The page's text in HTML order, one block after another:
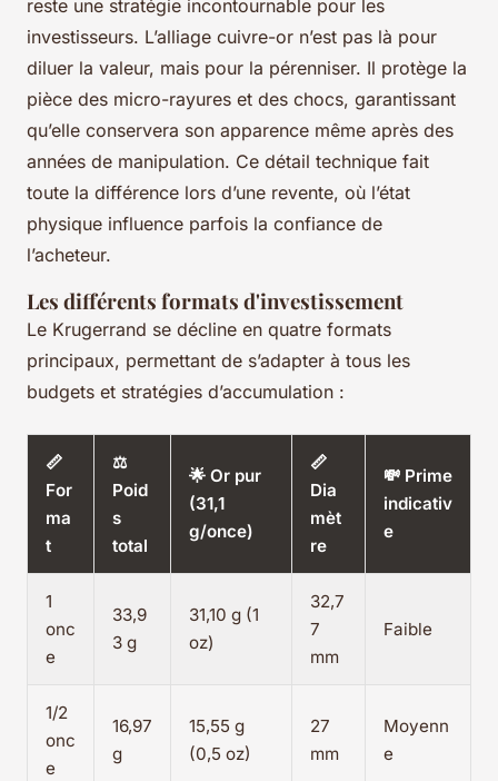
reste une stratégie incontournable pour les
investisseurs. L’alliage cuivre-or n’est pas là pour
diluer la valeur, mais pour la pérenniser. Il protège la
pièce des micro-rayures et des chocs, garantissant
qu’elle conservera son apparence même après des
années de manipulation. Ce détail technique fait
toute la différence lors d’une revente, où l’état
physique influence parfois la confiance de
l’acheteur.
Les différents formats d'investissement
Le Krugerrand se décline en quatre formats
principaux, permettant de s’adapter à tous les
budgets et stratégies d’accumulation :
📏
For
ma
t
⚖️
Poid
s
total
🌟 Or pur
(31,1
g/once)
📏
Dia
mèt
re
💸 Prime
indicativ
e
1
onc
e
33,9
3 g
31,10 g (1
oz)
32,7
7
mm
Faible
1/2
onc
e
16,97
g
15,55 g
(0,5 oz)
27
mm
Moyenn
e